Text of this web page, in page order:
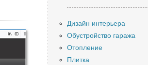
Дизайн интерьера
Обустройство гаража
Отопление
Плитка